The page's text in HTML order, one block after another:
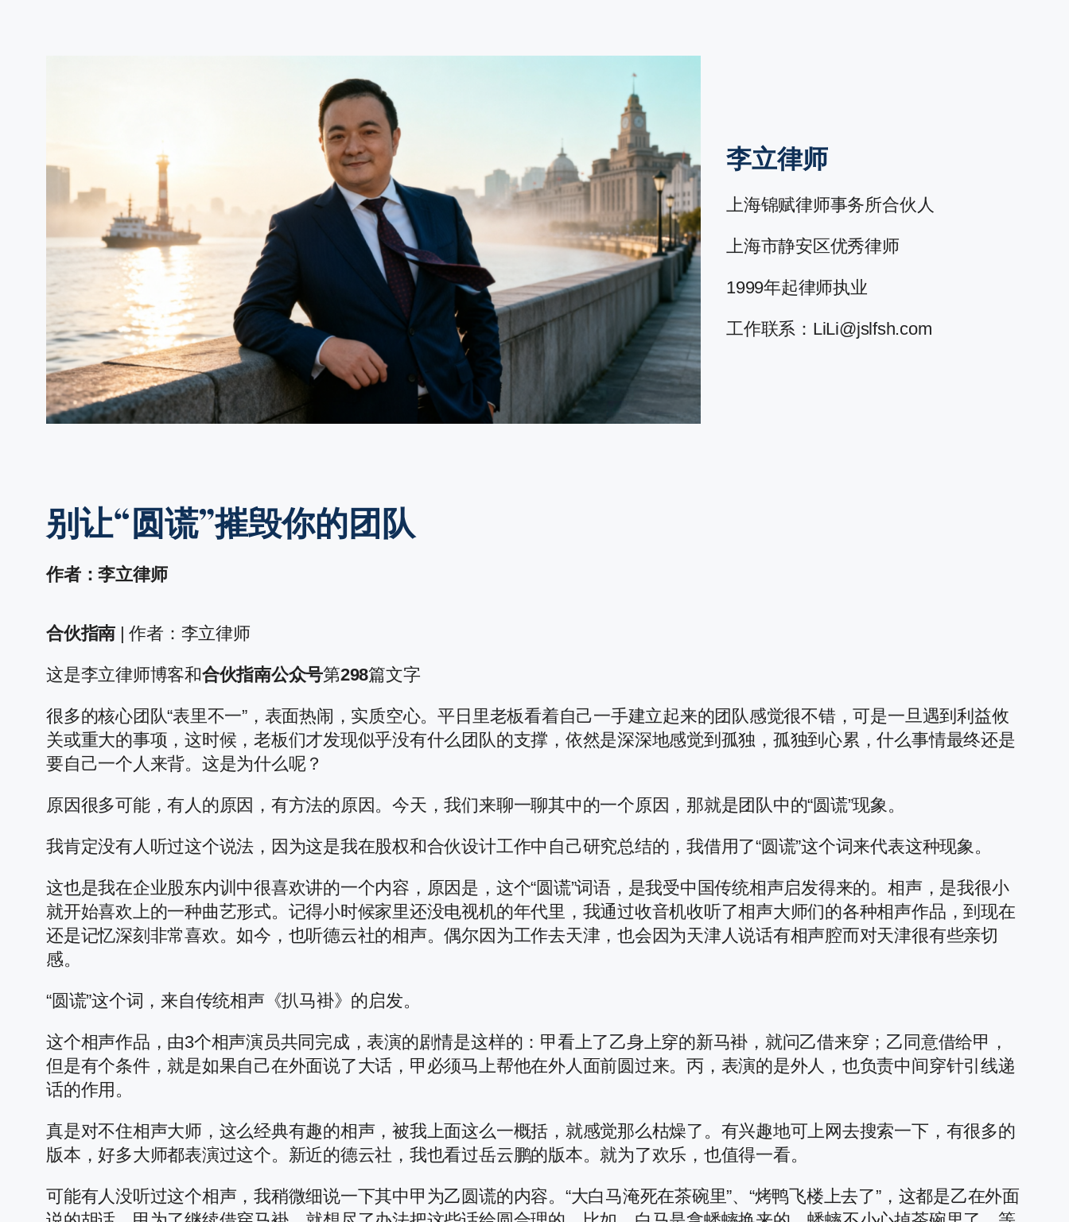
李立律师
上海锦赋律师事务所合伙人
上海市静安区优秀律师
1999年起律师执业
工作联系：LiLi@jslfsh.com
别让“圆谎”摧毁你的团队
作者：李立律师
合伙指南 | 作者：李立律师
这是李立律师博客和合伙指南公众号第298篇文字
很多的核心团队“表里不一”，表面热闹，实质空心。平日里老板看着自己一手建立起来的团队感觉很不错，可是一旦遇到利益攸
关或重大的事项，这时候，老板们才发现似乎没有什么团队的支撑，依然是深深地感觉到孤独，孤独到心累，什么事情最终还是
要自己一个人来背。这是为什么呢？
原因很多可能，有人的原因，有方法的原因。今天，我们来聊一聊其中的一个原因，那就是团队中的“圆谎”现象。
我肯定没有人听过这个说法，因为这是我在股权和合伙设计工作中自己研究总结的，我借用了“圆谎”这个词来代表这种现象。
这也是我在企业股东内训中很喜欢讲的一个内容，原因是，这个“圆谎”词语，是我受中国传统相声启发得来的。相声，是我很小
就开始喜欢上的一种曲艺形式。记得小时候家里还没电视机的年代里，我通过收音机收听了相声大师们的各种相声作品，到现在
还是记忆深刻非常喜欢。如今，也听德云社的相声。偶尔因为工作去天津，也会因为天津人说话有相声腔而对天津很有些亲切
感。
“圆谎”这个词，来自传统相声《扒马褂》的启发。
这个相声作品，由3个相声演员共同完成，表演的剧情是这样的：甲看上了乙身上穿的新马褂，就问乙借来穿；乙同意借给甲，
但是有个条件，就是如果自己在外面说了大话，甲必须马上帮他在外人面前圆过来。丙，表演的是外人，也负责中间穿针引线递
话的作用。
真是对不住相声大师，这么经典有趣的相声，被我上面这么一概括，就感觉那么枯燥了。有兴趣地可上网去搜索一下，有很多的
版本，好多大师都表演过这个。新近的德云社，我也看过岳云鹏的版本。就为了欢乐，也值得一看。
可能有人没听过这个相声，我稍微细说一下其中甲为乙圆谎的内容。“大白马淹死在茶碗里”、“烤鸭飞楼上去了”，这都是乙在外面